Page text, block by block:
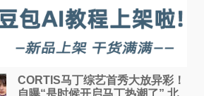
CORTIS马丁综艺首秀大放异彩！